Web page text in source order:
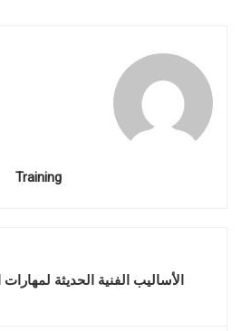
Training
الأساليب الفنية الحديثة